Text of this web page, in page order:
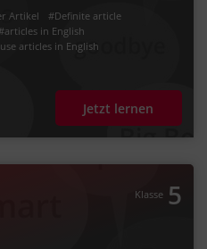
Artikel
#Definite article
in English
articles in English
Jetzt lernen
Klasse 5